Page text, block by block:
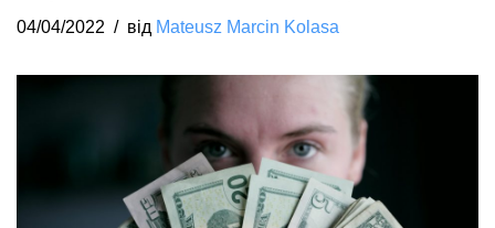
04/04/2022 від Mateusz Marcin Kolasa